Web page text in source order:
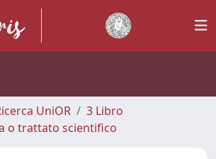
UniOR
3 Libro
o trattato scientifico